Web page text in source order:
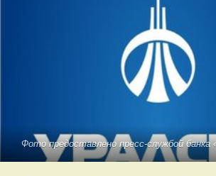
Фото предоставлено пресс-службой банка